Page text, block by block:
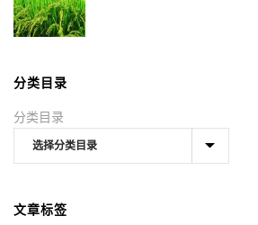
分类目录
分类目录
文章标签